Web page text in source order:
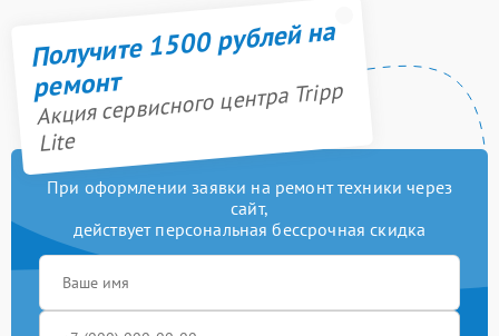
Получите 1500 рублей на
ремонт
Акция сервисного центра Tripp
Lite
При оформлении заявки на ремонт техники через
сайт,
действует персональная бессрочная скидка